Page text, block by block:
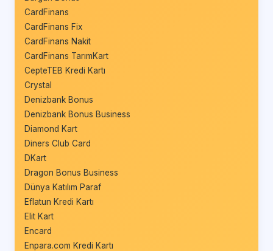
CardFinans
CardFinans Fix
CardFinans Nakit
CardFinans TarımKart
CepteTEB Kredi Kartı
Crystal
Denizbank Bonus
Denizbank Bonus Business
Diamond Kart
Diners Club Card
DKart
Dragon Bonus Business
Dünya Katılım Paraf
Eflatun Kredi Kartı
Elit Kart
Encard
Enpara.com Kredi Kartı